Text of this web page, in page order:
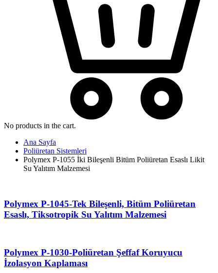
No products in the cart.
Ana Sayfa
Poliüretan Sistemleri
Polymex P-1055 İki Bileşenli Bitüm Poliüretan Esaslı Likit
Su Yalıtım Malzemesi
Polymex P-1045-Tek Bileşenli, Bitüm Poliüretan
Esaslı, Tiksotropik Su Yalıtım Malzemesi
Polymex P-1030-Poliüretan Şeffaf Koruyucu
İzolasyon Kaplaması